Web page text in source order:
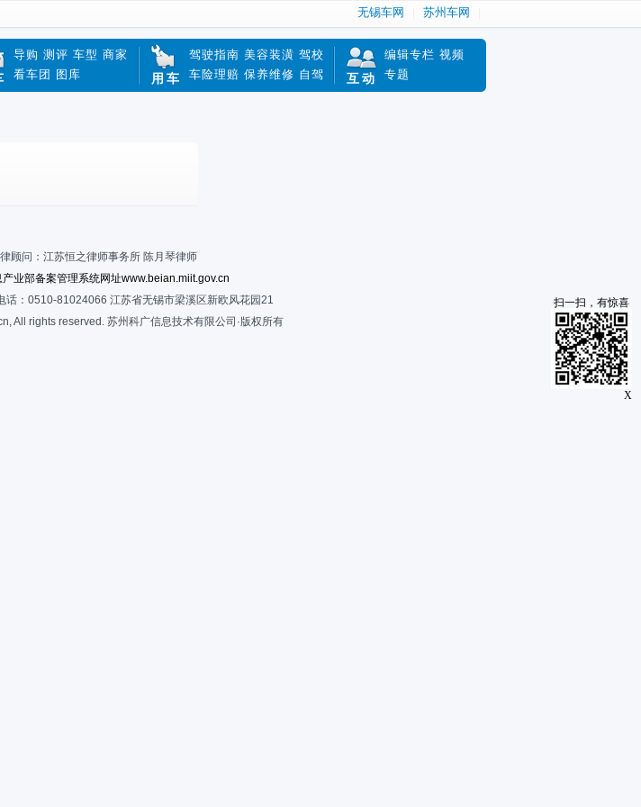
无锡车网 苏州车网
导购 测评 车型 商家
看车团
图库 用车
驾驶指南 美容装潢 驾校
车险理赔 保养维修 自驾 互动
编辑专栏 视频
专题
顾问：江苏恒之律师事务所 陈月琴律师
业部备案管理系统网址www.beian.miit.gov.cn
：0510-81024066 江苏省无锡市梁溪区新欧风花园21
All rights reserved. 苏州科广信息技术有限公司·版权所有
扫一扫，有惊喜
X